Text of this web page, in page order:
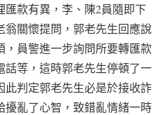
款有異，李、陳2員隨即下
翁關懷提問，郭老先生回應說
員警進一步詢問所要轉匯款
等，這時郭老先生停頓了一
判定郭老先生必是於接收詐
擾亂了心智，致錯亂情緒一時